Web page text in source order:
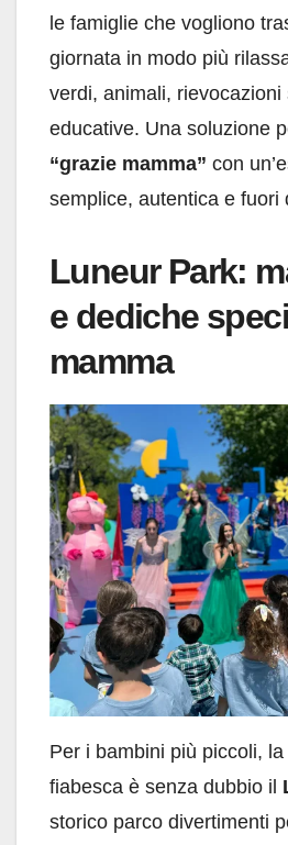
le famiglie che vogliono
giornata in modo più
verdi, animali, rievocazioni
educative. Una soluzione
“grazie mamma” con
semplice, autentica e fuori
Luneur Park:
e dediche
mamma
Per i bambini più piccoli,
fiabesca è senza dubbio il
storico parco divertimenti